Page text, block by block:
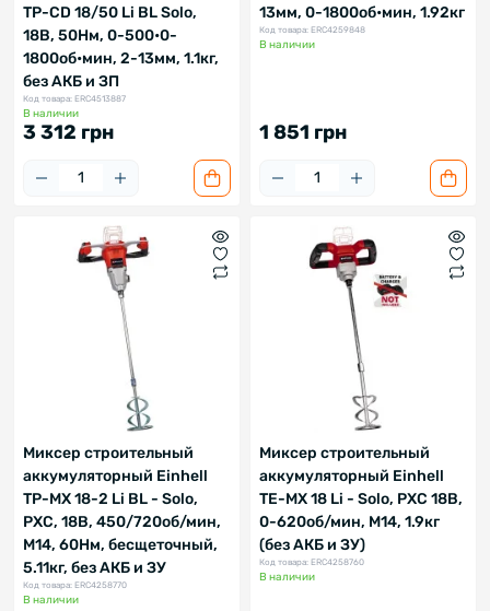
TP-CD 18/50 Li BL Solo,
18В, 50Нм, 0-500•0-
1800об•мин, 2-13мм, 1.1кг,
без АКБ и ЗП
Код товара: ERC4513887
В наличии
3 312 грн
13мм, 0-1800об•мин, 1.92кг
Код товара: ERC4259848
В наличии
1 851 грн
Миксер строительный
аккумуляторный Einhell
TP-MX 18-2 Li BL - Solo,
PXC, 18В, 450/720об/мин,
М14, 60Нм, бесщеточный,
5.11кг, без АКБ и ЗУ
Код товара: ERC4258770
В наличии
Миксер строительный
аккумуляторный Einhell
TE-MX 18 Li - Solo, PXC 18В,
0-620об/мин, М14, 1.9кг
(без АКБ и ЗУ)
Код товара: ERC4258760
В наличии